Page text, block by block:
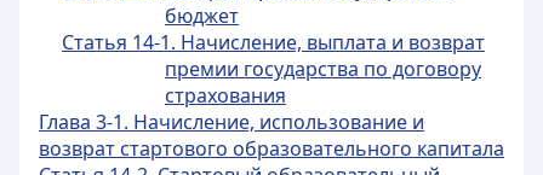
бюджет
Статья 14-1. Начисление, выплата и возврат
премии государства по договору
страхования
Глава 3-1. Начисление, использование и
возврат стартового образовательного капитала